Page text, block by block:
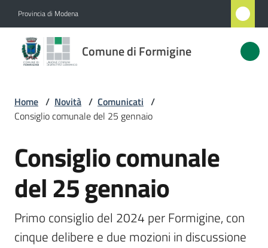
Provincia di Modena
Comune di Formigine
Comune
di
Novità
Menu selezionato
Servizi
Vivere
Formigine
Home / Novità / Comunicati /
Consiglio comunale del 25 gennaio
Salta al contenuto
Consiglio comunale
del 25 gennaio
Primo consiglio del 2024 per Formigine, con
cinque delibere e due mozioni in discussione